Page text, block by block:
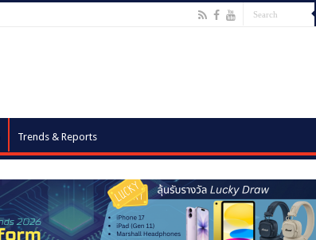
Trends & Reports